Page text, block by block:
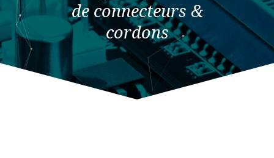
de connecteurs &
cordons